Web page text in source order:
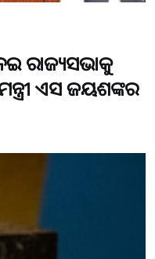
ରାଜ୍ୟସଭାକୁ
ଏସ ଜୟଶଙ୍କର